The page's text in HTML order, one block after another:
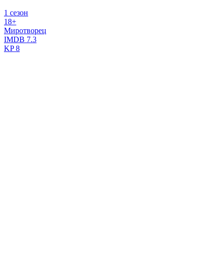
1 сезон
18+
Миротворец
IMDB 7.3
KP8